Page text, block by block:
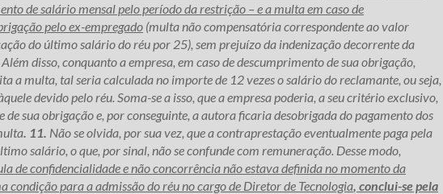
de salário mensal pelo período da restrição – e a multa em caso de
pelo ex-empregado (multa não compensatória correspondente ao valor
do último salário do réu por 25), sem prejuízo da indenização decorrente da
disso, conquanto a empresa, em caso de descumprimento de sua obrigação,
a multa, tal seria calculada no importe de 12 vezes o salário do reclamante, ou seja,
devido pelo réu. Soma-se a isso, que a empresa poderia, a seu critério exclusivo,
de sua obrigação e, por conseguinte, a autora ficaria desobrigada do pagamento dos
. 11. Não se olvida, por sua vez, que a contraprestação eventualmente paga pela
salário, o que, por sinal, não se confunde com remuneração. Desse modo,
de confidencialidade e não concorrência não estava definida no momento da
condição para a admissão do réu no cargo de Diretor de Tecnologia, conclui-se pela